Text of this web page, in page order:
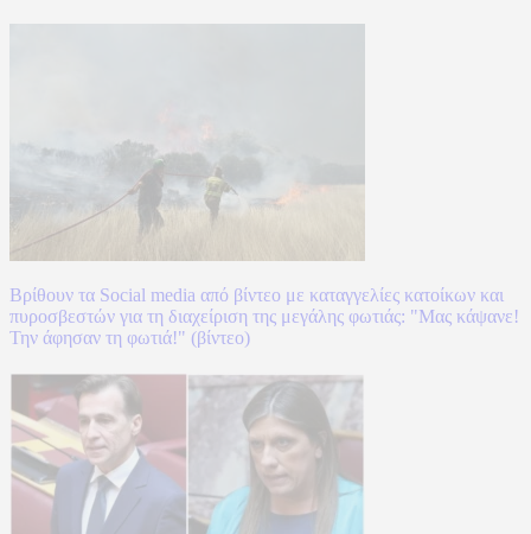
Βρίθουν τα Social media από βίντεο με καταγγελίες κατοίκων και
πυροσβεστών για τη διαχείριση της μεγάλης φωτιάς: "Μας κάψανε!
Την άφησαν τη φωτιά!" (βίντεο)